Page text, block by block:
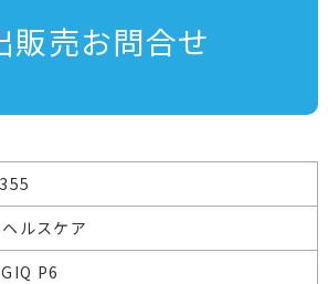
販売お問合せ
ルスケア
P6